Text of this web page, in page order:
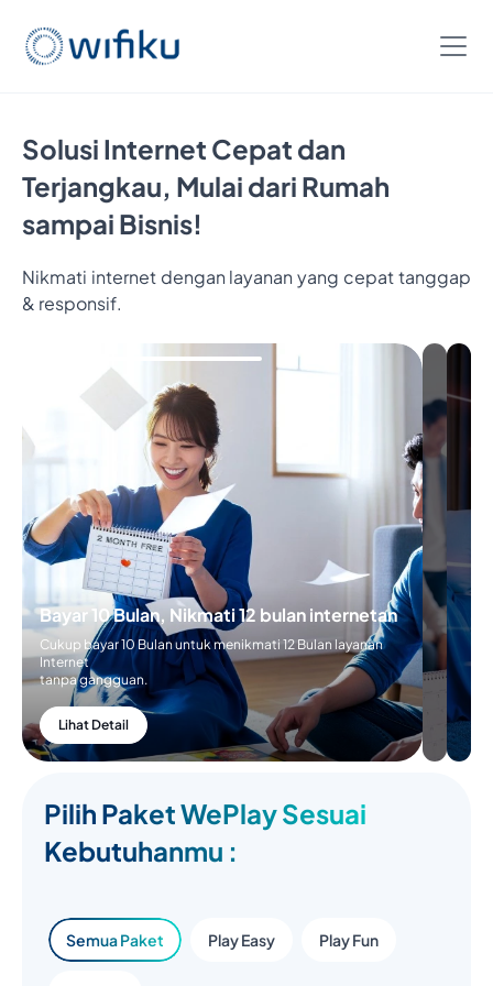
Solusi Internet Cepat dan
Terjangkau, Mulai dari Rumah
sampai Bisnis!
Nikmati internet dengan layanan yang cepat tanggap
& responsif.
Bayar 10 Bulan, Nikmati 12 bulan internetan
Cukup bayar 10 Bulan untuk menikmati 12 Bulan layanan
Internet
tanpa gangguan.
Lihat Detail
Pilih Paket WePlay Sesuai
Kebutuhanmu :
Semua Paket Play Easy Play Fun